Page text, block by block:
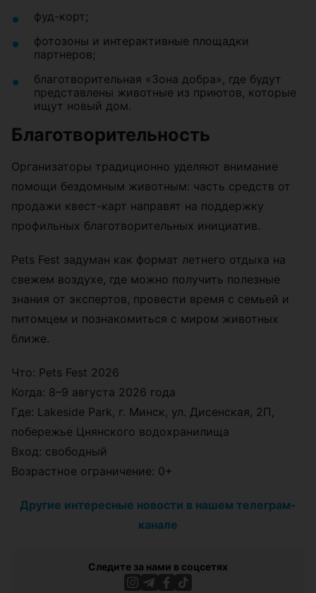
фуд-корт;
фотозоны и интерактивные площадки
партнеров;
благотворительная «Зона добра», где будут
представлены животные из приютов, которые
ищут новый дом.
Благотворительность
Организаторы традиционно уделяют внимание
помощи бездомным животным: часть средств от
продажи квест-карт направят на поддержку
профильных благотворительных инициатив.
Pets Fest задуман как формат летнего отдыха на
свежем воздухе, где можно получить полезные
знания от экспертов, провести время с семьей и
питомцем и познакомиться с миром животных
ближе.
Что: Pets Fest 2026
Когда: 8–9 августа 2026 года
Где: Lakeside Park, г. Минск, ул. Дисенская, 2П,
побережье Цнянского водохранилища
Вход: свободный
Возрастное ограничение: 0+
Другие интересные новости в нашем телеграм-
канале
Следите за нами в соцсетях